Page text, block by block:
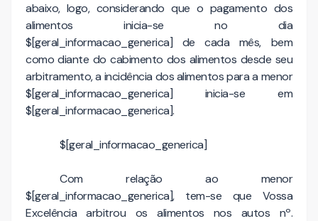
abaixo, logo, considerando que o pagamento dos
alimentos inicia-se no dia
$[geral_informacao_generica] de cada mês, bem
como diante do cabimento dos alimentos desde seu
arbitramento, a incidência dos alimentos para a menor
$[geral_informacao_generica] inicia-se em
$[geral_informacao_generica].
$[geral_informacao_generica]
Com relação ao menor
$[geral_informacao_generica], tem-se que Vossa
Excelência arbitrou os alimentos nos autos nº.